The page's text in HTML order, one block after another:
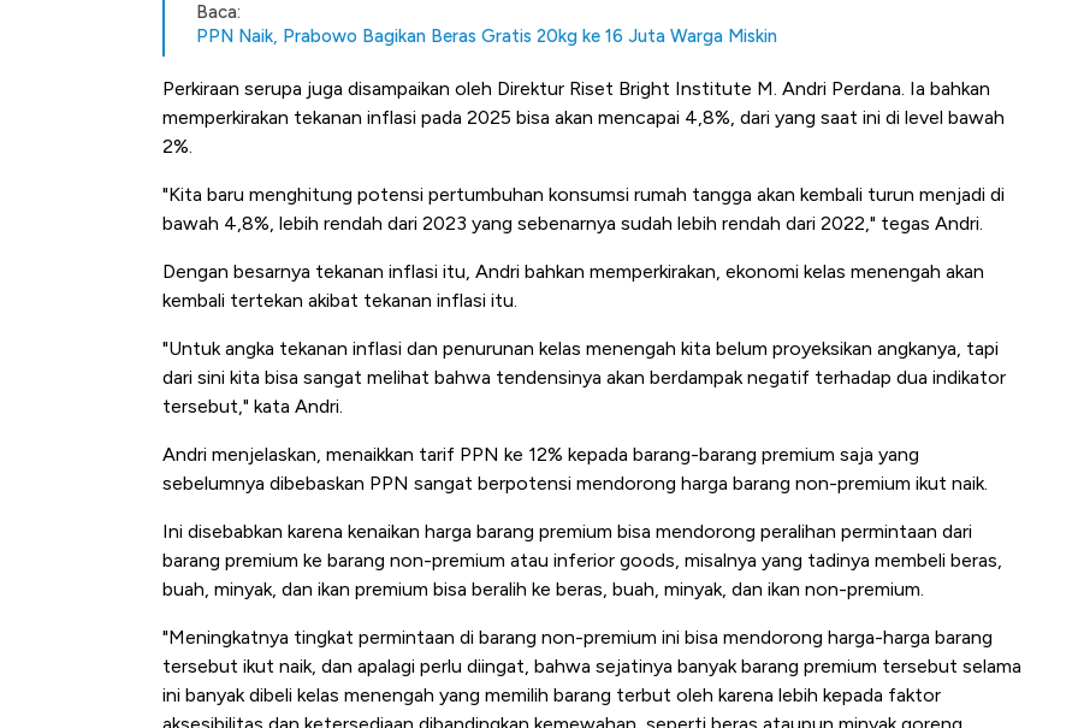
Baca:
PPN Naik, Prabowo Bagikan Beras Gratis 20kg ke 16 Juta Warga Miskin
Perkiraan serupa juga disampaikan oleh Direktur Riset Bright Institute M. Andri Perdana. Ia bahkan
memperkirakan tekanan inflasi pada 2025 bisa akan mencapai 4,8%, dari yang saat ini di level bawah
2%.
"Kita baru menghitung potensi pertumbuhan konsumsi rumah tangga akan kembali turun menjadi di
bawah 4,8%, lebih rendah dari 2023 yang sebenarnya sudah lebih rendah dari 2022," tegas Andri.
Dengan besarnya tekanan inflasi itu, Andri bahkan memperkirakan, ekonomi kelas menengah akan
kembali tertekan akibat tekanan inflasi itu.
"Untuk angka tekanan inflasi dan penurunan kelas menengah kita belum proyeksikan angkanya, tapi
dari sini kita bisa sangat melihat bahwa tendensinya akan berdampak negatif terhadap dua indikator
tersebut," kata Andri.
Andri menjelaskan, menaikkan tarif PPN ke 12% kepada barang-barang premium saja yang
sebelumnya dibebaskan PPN sangat berpotensi mendorong harga barang non-premium ikut naik.
Ini disebabkan karena kenaikan harga barang premium bisa mendorong peralihan permintaan dari
barang premium ke barang non-premium atau inferior goods, misalnya yang tadinya membeli beras,
buah, minyak, dan ikan premium bisa beralih ke beras, buah, minyak, dan ikan non-premium.
"Meningkatnya tingkat permintaan di barang non-premium ini bisa mendorong harga-harga barang
tersebut ikut naik, dan apalagi perlu diingat, bahwa sejatinya banyak barang premium tersebut selama
ini banyak dibeli kelas menengah yang memilih barang terbut oleh karena lebih kepada faktor